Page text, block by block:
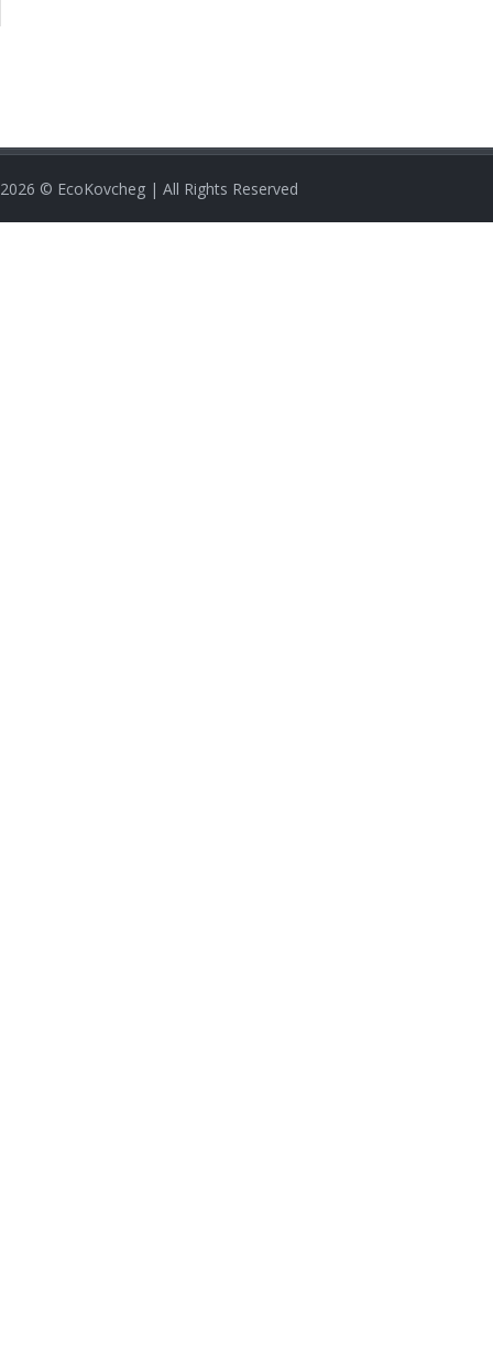
2026 © EcoKovcheg | All Rights Reserved